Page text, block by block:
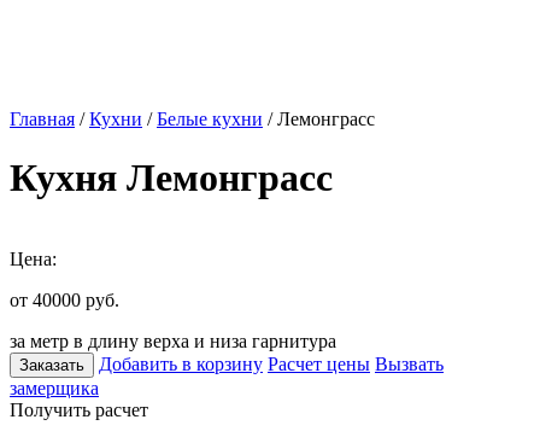
Главная /Кухни /Белые кухни / Лемонграсс
Кухня Лемонграсс
Цена:
от 40000 руб.
за метр в длину верха и низа гарнитура
Заказать Добавить в корзину Расчет цены Вызвать
замерщика
Получить расчет